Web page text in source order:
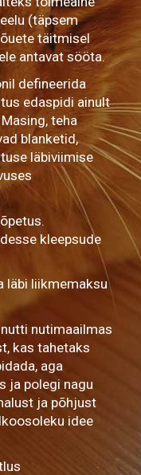
(täpsem
täitmisel
antavat sööta.
defineerida
edaspidi ainult
teha
blanketid,
läbiviimise
kleepsude
läbi liikmemaksu
nutimaailmas
kas tahetaks
aga
ja polegi nagu
ja põhjust
idee